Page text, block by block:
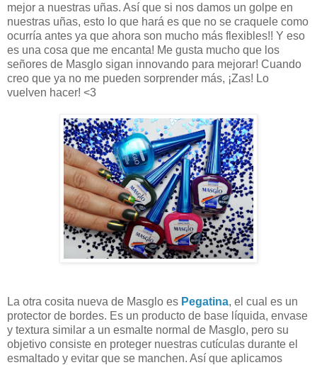
mejor a nuestras uñas. Así que si nos damos un golpe en
nuestras uñas, esto lo que hará es que no se craquele como
ocurría antes ya que ahora son mucho más flexibles!! Y eso
es una cosa que me encanta! Me gusta mucho que los
señores de Masglo sigan innovando para mejorar! Cuando
creo que ya no me pueden sorprender más, ¡Zas! Lo
vuelven hacer! <3
La otra cosita nueva de Masglo es Pegatina, el cual es un
protector de bordes. Es un producto de base líquida, envase
y textura similar a un esmalte normal de Masglo, pero su
objetivo consiste en proteger nuestras cutículas durante el
esmaltado y evitar que se manchen. Así que aplicamos